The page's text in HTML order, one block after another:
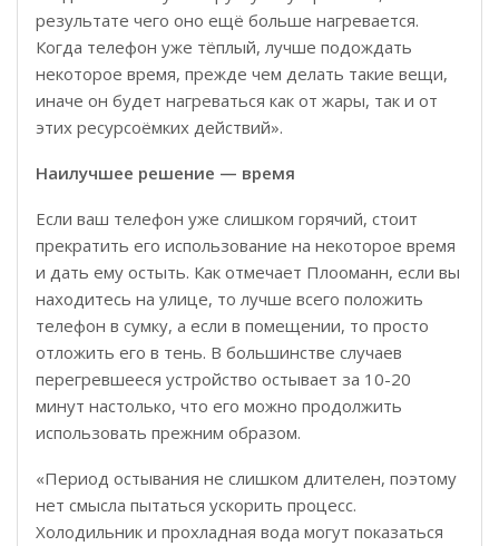
результате чего оно ещё больше нагревается.
Когда телефон уже тёплый, лучше подождать
некоторое время, прежде чем делать такие вещи,
иначе он будет нагреваться как от жары, так и от
этих ресурсоёмких действий».
Наилучшее решение — время
Если ваш телефон уже слишком горячий, стоит
прекратить его использование на некоторое время
и дать ему остыть. Как отмечает Плооманн, если вы
находитесь на улице, то лучше всего положить
телефон в сумку, а если в помещении, то просто
отложить его в тень. В большинстве случаев
перегревшееся устройство остывает за 10-20
минут настолько, что его можно продолжить
использовать прежним образом.
«Период остывания не слишком длителен, поэтому
нет смысла пытаться ускорить процесс.
Холодильник и прохладная вода могут показаться